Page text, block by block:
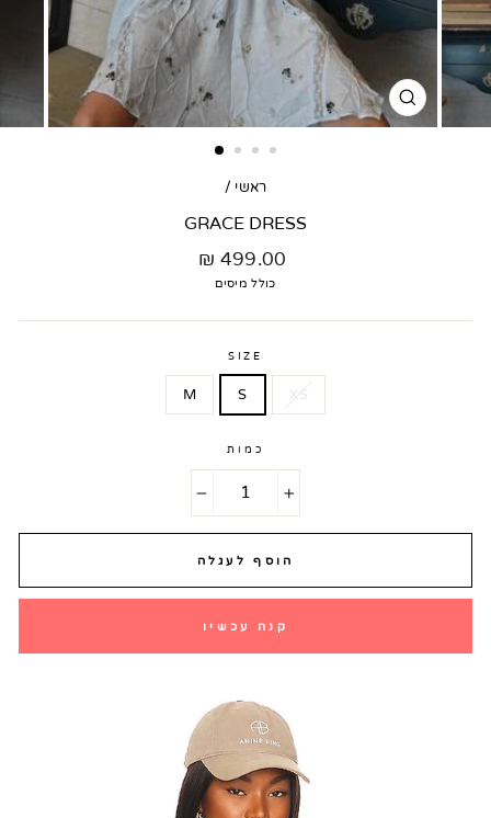
סגור
דגם
ראשי /
GRACE DRESS
מחיר
רגיל
499.00 ₪
כולל מיסים
SIZE
XS
S
M
כמות
+
הוסף לעגלה
קנה עכשיו